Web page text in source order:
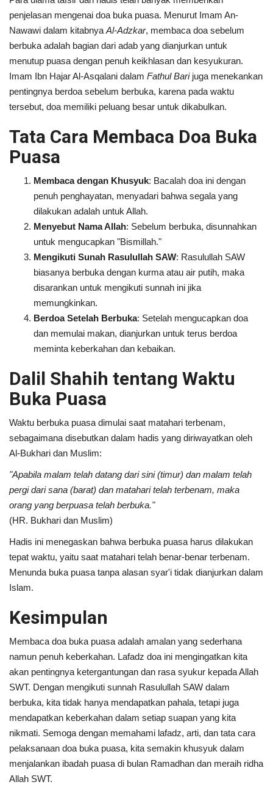
penjelasan mengenai doa buka puasa. Menurut Imam An-
Nawawi dalam kitabnya Al-Adzkar, membaca doa sebelum
berbuka adalah bagian dari adab yang dianjurkan untuk
menutup puasa dengan penuh keikhlasan dan kesyukuran.
Imam Ibn Hajar Al-Asqalani dalam Fathul Barijuga menekankan
pentingnya berdoa sebelum berbuka, karena pada waktu
tersebut, doa memiliki peluang besar untuk dikabulkan.
Tata Cara Membaca Doa Buka
Puasa
Membaca dengan Khusyuk: Bacalah doa ini dengan
penuh penghayatan, menyadari bahwa segala yang
dilakukan adalah untuk Allah.
Menyebut Nama Allah: Sebelum berbuka, disunnahkan
untuk mengucapkan "Bismillah."
Mengikuti Sunah Rasulullah SAW: Rasulullah SAW
biasanya berbuka dengan kurma atau air putih, maka
disarankan untuk mengikuti sunnah ini jika
memungkinkan.
Berdoa Setelah Berbuka: Setelah mengucapkan doa
dan memulai makan, dianjurkan untuk terus berdoa
meminta keberkahan dan kebaikan.
Dalil Shahih tentang Waktu
Buka Puasa
Waktu berbuka puasa dimulai saat matahari terbenam,
sebagaimana disebutkan dalam hadis yang diriwayatkan oleh
Al-Bukhari dan Muslim:
"Apabila malam telah datang dari sini (timur) dan malam telah
pergi dari sana (barat) dan matahari telah terbenam, maka
orang yang berpuasa telah berbuka."
(HR. Bukhari dan Muslim)
Hadis ini menegaskan bahwa berbuka puasa harus dilakukan
tepat waktu, yaitu saat matahari telah benar-benar terbenam.
Menunda buka puasa tanpa alasan syar'i tidak dianjurkan dalam
Islam.
Kesimpulan
Membaca doa buka puasa adalah amalan yang sederhana
namun penuh keberkahan. Lafadz doa ini mengingatkan kita
akan pentingnya ketergantungan dan rasa syukur kepada Allah
SWT. Dengan mengikuti sunnah Rasulullah SAW dalam
berbuka, kita tidak hanya mendapatkan pahala, tetapi juga
mendapatkan keberkahan dalam setiap suapan yang kita
nikmati. Semoga dengan memahami lafadz, arti, dan tata cara
pelaksanaan doa buka puasa, kita semakin khusyuk dalam
menjalankan ibadah puasa di bulan Ramadhan dan meraih ridha
Allah SWT.